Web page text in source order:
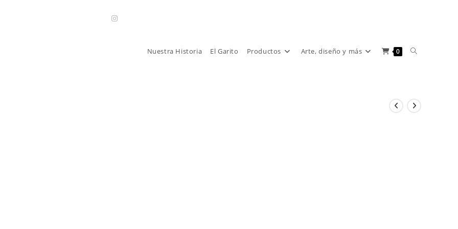
Nuestra Historia El Garito Productos Arte, diseño y más 0 Alternar